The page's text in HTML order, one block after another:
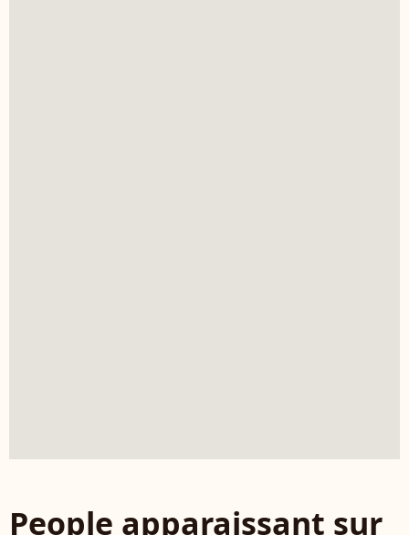
People apparaissant sur